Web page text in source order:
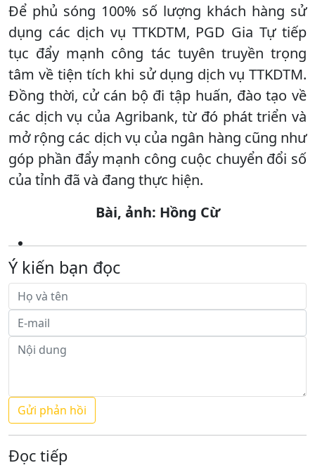
Để phủ sóng 100% số lượng khách hàng sử
dụng các dịch vụ TTKDTM, PGD Gia Tự tiếp
tục đẩy mạnh công tác tuyên truyền trọng
tâm về tiện tích khi sử dụng dịch vụ TTKDTM.
Đồng thời, cử cán bộ đi tập huấn, đào tạo về
các dịch vụ của Agribank, từ đó phát triển và
mở rộng các dịch vụ của ngân hàng cũng như
góp phần đẩy mạnh công cuộc chuyển đổi số
của tỉnh đã và đang thực hiện.
Bài, ảnh: Hồng Cừ
Ý kiến bạn đọc
Đọc tiếp